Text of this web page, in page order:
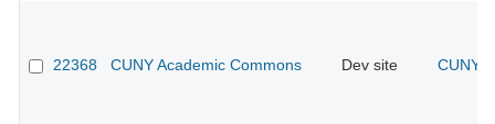
22368 CUNY Academic Commons Dev site CUNY